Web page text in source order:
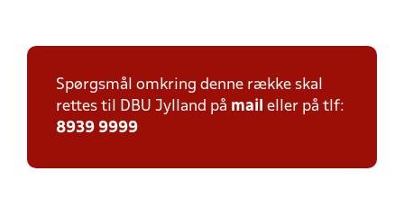
Spørgsmål omkring denne række skal
rettes til DBU Jylland på mail eller på tlf:
8939 9999